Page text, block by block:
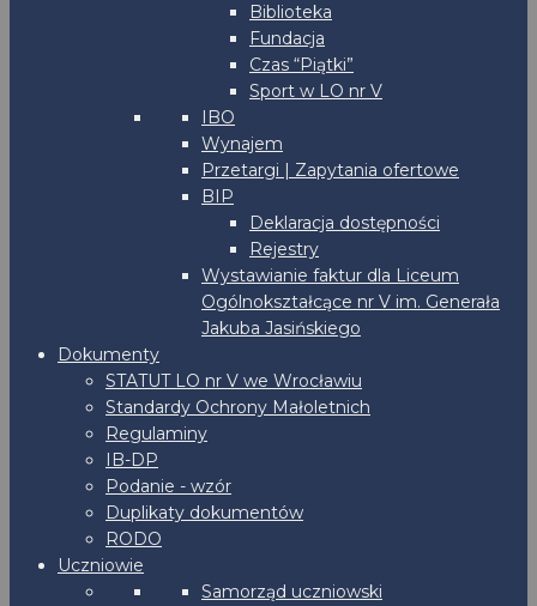
Biblioteka
Fundacja
Czas “Piątki”
Sport w LO nr V
IBO
Wynajem
Przetargi | Zapytania ofertowe
BIP
Deklaracja dostępności
Rejestry
Wystawianie faktur dla Liceum
Ogólnokształcące nr V im. Generała
Jakuba Jasińskiego
Dokumenty
STATUT LO nr V we Wrocławiu
Standardy Ochrony Małoletnich
Regulaminy
IB-DP
Podanie - wzór
Duplikaty dokumentów
RODO
Uczniowie
Samorząd uczniowski